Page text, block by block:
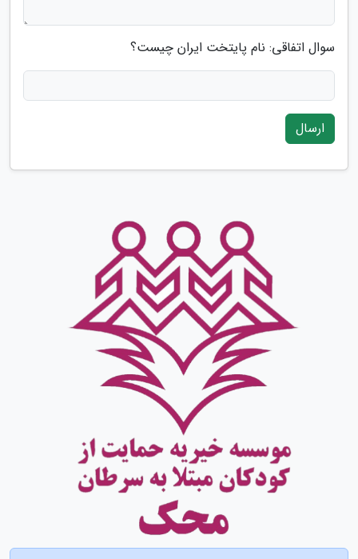
سوال اتفاقی: نام پایتخت ایران چیست؟
ارسال